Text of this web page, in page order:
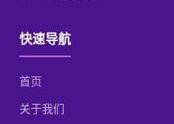
快速导航
首页
关于我们